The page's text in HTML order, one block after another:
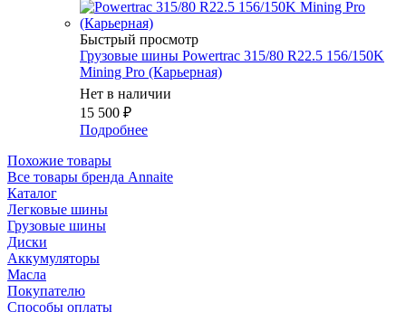
Быстрый просмотр
Грузовые шины Powertrac 315/80 R22.5 156/150K
Mining Pro (Карьерная)
Нет в наличии
15 500 ₽
Подробнее
Похожие товары
Все товары бренда Annaite
Каталог
Легковые шины
Грузовые шины
Диски
Аккумуляторы
Масла
Покупателю
Способы оплаты